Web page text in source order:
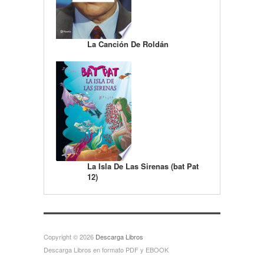
La Canción De Roldán
La Isla De Las Sirenas (bat Pat
12)
Copyright © 2026 Descarga Libros
Descarga Libros en formato PDF y EBOOK